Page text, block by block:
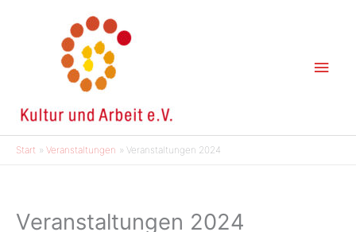
Start Veranstaltungen Veranstaltungen 2024
Veranstaltungen 2024